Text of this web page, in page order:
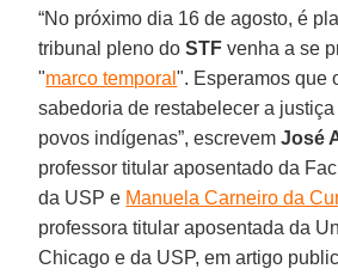
“No próximo dia 16 de agosto, é
tribunal pleno doSTF venha a se
"marco temporal". Esperamos que
sabedoria de restabelecer a
povos indígenas”, escrevem José
professor titular aposentado da
da USP e Manuela Carneiro da
professora titular aposentada da
Chicago e da USP, em artigo